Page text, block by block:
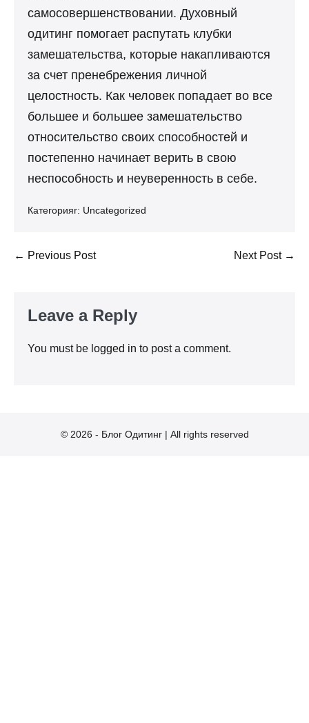
самосовершенствовании. Духовный
одитинг помогает распутать клубки
замешательства, которые накапливаются
за счет пренебрежения личной
целостность. Как человек попадает во все
большее и большее замешательство
относительство своих способностей и
постепенно начинает верить в свою
неспособность и неуверенность в себе.
Категорияr: Uncategorized
Post
← Previous Post Next Post →
Leave a Reply
You must be logged in to post a comment.
© 2026 - Блог Одитинг | All rights reserved